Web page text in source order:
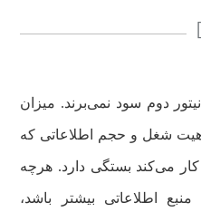
دوم سود نمی‌برند. میزان
ماهیت شغل و حجم اطلاعاتی که
می‌کند بستگی دارد. هرچه
اطلاعاتی بیشتر باشد،